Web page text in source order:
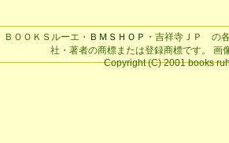
ＢＯＯＫＳルーエ・ ＢＭＳＨＯＰ ・吉祥寺ＪＰ の
社・著者の商標または登録商標です。 画
Copyright (C) 2001 books